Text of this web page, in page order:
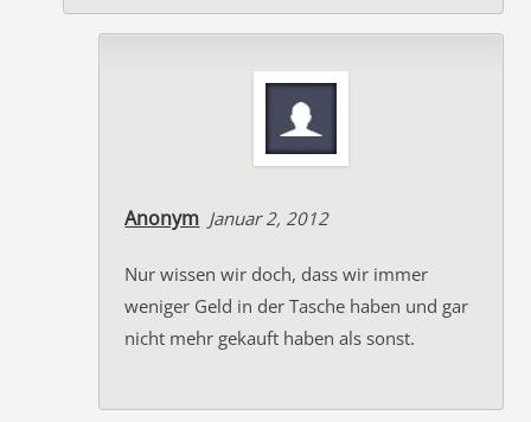
Anonym Januar 2, 2012
Nur wissen wir doch, dass wir immer
weniger Geld in der Tasche haben und gar
nicht mehr gekauft haben als sonst.